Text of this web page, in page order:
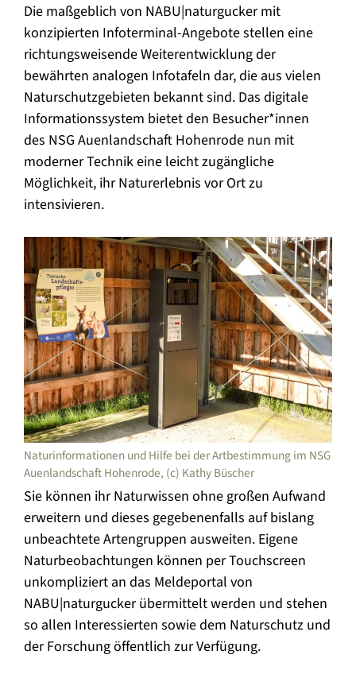
Die maßgeblich von NABU|naturgucker mit
konzipierten Infoterminal-Angebote stellen eine
richtungsweisende Weiterentwicklung der
bewährten analogen Infotafeln dar, die aus vielen
Naturschutzgebieten bekannt sind. Das digitale
Informationssystem bietet den Besucher*innen
des NSG Auenlandschaft Hohenrode nun mit
moderner Technik eine leicht zugängliche
Möglichkeit, ihr Naturerlebnis vor Ort zu
intensivieren.
Naturinformationen und Hilfe bei der Artbestimmung im NSG
Auenlandschaft Hohenrode, (c) Kathy Büscher
Sie können ihr Naturwissen ohne großen Aufwand
erweitern und dieses gegebenenfalls auf bislang
unbeachtete Artengruppen ausweiten. Eigene
Naturbeobachtungen können per Touchscreen
unkompliziert an das Meldeportal von
NABU|naturgucker übermittelt werden und stehen
so allen Interessierten sowie dem Naturschutz und
der Forschung öffentlich zur Verfügung.